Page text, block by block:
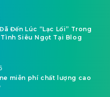
Đến Lúc “Lạc Lối” Trong
Siêu Ngọt Tại Blog
miễn phí chất lượng cao